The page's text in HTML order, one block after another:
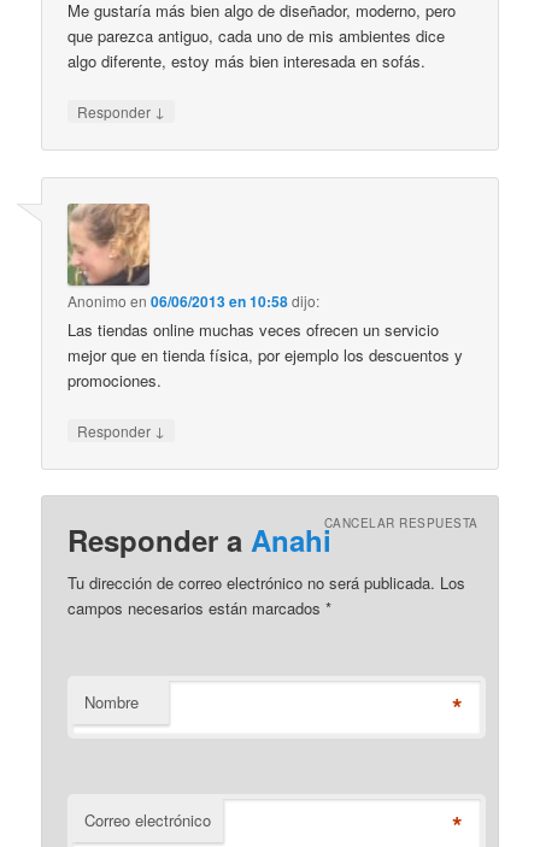
Me gustaría más bien algo de diseñador, moderno, pero
que parezca antiguo, cada uno de mis ambientes dice
algo diferente, estoy más bien interesada en sofás.
Responder ↓
Anonimo en06/06/2013 en 10:58dijo:
Las tiendas online muchas veces ofrecen un servicio
mejor que en tienda física, por ejemplo los descuentos y
promociones.
Responder ↓
Responder aAnahiCANCELAR RESPUESTA
Tu dirección de correo electrónico no será publicada. Los
campos necesarios están marcados*
Nombre *
Correo electrónico *